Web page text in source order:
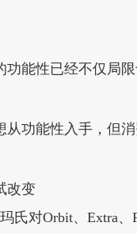
功能性已经不仅局
从功能性入手，但
改变
氏对Orbit、Extra